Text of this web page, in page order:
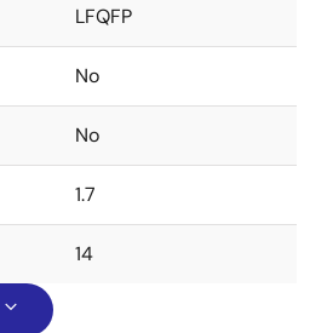
LFQFP
No
No
1.7
14